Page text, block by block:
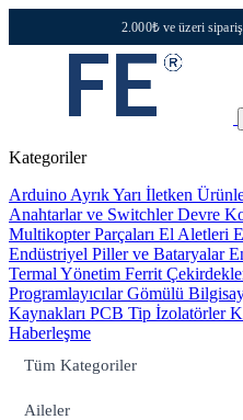
2.000₺ ve üzeri
Kategoriler
Arduino Ayrık Yarı İletken
Anahtarlar ve SwitchlerDevre
Multikopter Parçaları El Aletleri
Endüstriyel Piller ve Bataryalar
Termal Yönetim Ferrit
ProgramlayıcılarGömülü
Kaynakları PCB Tip İzolatörler
Haberleşme
Tüm Kategoriler
Aileler